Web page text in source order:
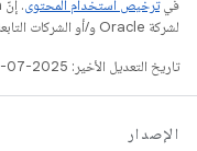
فيترخيص استخدام المحتوى
لشركة Oracle و/أو الشركات التابعة لها.
تاريخ التعديل الأخير: 2025-07-27 (حسب التوقيت العالمي المتفَّق عليه)
الإصدار